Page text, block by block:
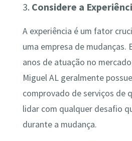
3. Considere a
A experiência é um fator
uma empresa de mudanças.
anos de atuação no
Miguel AL geralmente
comprovado de serviços de
lidar com qualquer desafio
durante a mudança.